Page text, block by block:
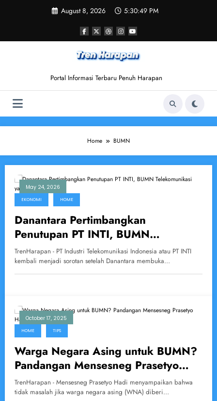
August 8, 2026 5:30:49 PM
Portal Informasi Terbaru Penuh Harapan
Home BUMN
May 24, 2026
EKONOMI HOME
Danantara Pertimbangkan
Penutupan PT INTI, BUMN
Telekomunikasi yang Pernah Berjaya
TrenHarapan - PT Industri Telekomunikasi Indonesia atau PT INTI
kembali menjadi sorotan setelah Danantara membuka…
October 17, 2025
HOME TIPS
Warga Negara Asing untuk BUMN?
Pandangan Mensesneg Prasetyo
Hadi
TrenHarapan - Mensesneg Prasetyo Hadi menyampaikan bahwa
tidak masalah jika warga negara asing (WNA) diberi…